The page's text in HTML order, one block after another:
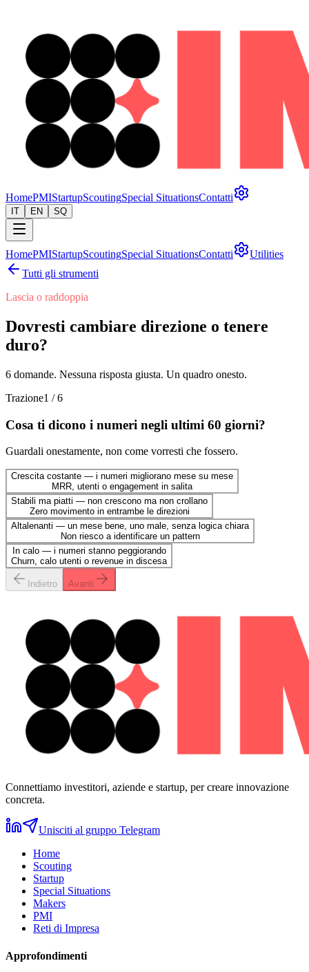
HomePMIStartupScoutingSpecial SituationsContatti
IT EN SQ
HomePMIStartupScoutingSpecial SituationsContatti
Utilities
Tutti gli strumenti
Lascia o raddoppia
Dovresti cambiare direzione o tenere
duro?
6 domande. Nessuna risposta giusta. Un quadro onesto.
Trazione1 / 6
Cosa ti dicono i numeri negli ultimi 60 giorni?
Guardali onestamente, non come vorresti che fossero.
Crescita costante — i numeri migliorano mese su mese
MRR, utenti o engagement in salita
Stabili ma piatti — non crescono ma non crollano
Zero movimento in entrambe le direzioni
Altalenanti — un mese bene, uno male, senza logica chiara
Non riesco a identificare un pattern
In calo — i numeri stanno peggiorando
Churn, calo utenti o revenue in discesa
Indietro Avanti
Connettiamo investitori, aziende e startup, per creare innovazione
concreta.
Unisciti al gruppo Telegram
Home
Scouting
Startup
Special Situations
Makers
PMI
Reti di Impresa
Approfondimenti